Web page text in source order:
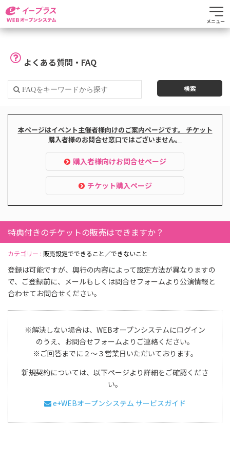
メニュー
よくある質問・FAQ
本ページはイベント主催者様向けのご案内ページです。
チケット
購入者様のお問合せ窓口ではございません。
購入者様向けお問合せページ
チケット購入ページ
特典付きのチケットの販売はできますか？
カテゴリー : 販売設定でできること／できないこと
登録は可能ですが、興行の内容によって設定方法が異なりますの
で、ご登録前に、メールもしくは問合せフォームより公演情報と
合わせてお問合せください。
※解決しない場合は、WEBオープンシステムにログイン
のうえ、お問合せフォームよりご連絡ください。
※ご回答までに２～３営業日いただいております。
新規契約については、以下ページより詳細をご確認くださ
い。
e+WEBオープンシステム サービスガイド